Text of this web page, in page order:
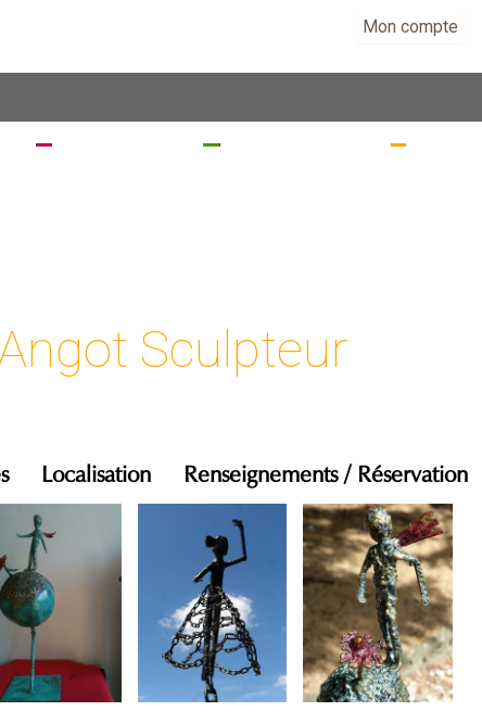
Mon compte
Sculpteur
Localisation Renseignements / Réservation